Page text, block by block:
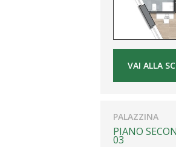
VAI ALLA
PALAZZINA
PIANO
03